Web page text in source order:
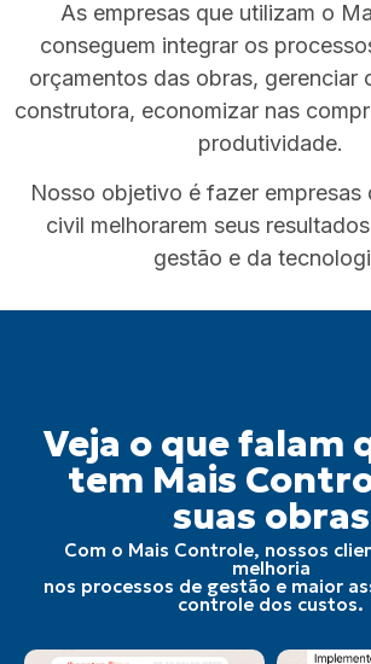
As empresas que utilizam o
conseguem integrar os
orçamentos das obras, gerenciar
construtora, economizar nas
produtividade.
Nosso objetivo é fazer empresas
civil melhorarem seus
gestão e da
Veja o que falam
tem Mais
suas obras
Com o Mais Controle, nossos
melhoria
nos processos de gestão e maior
controle dos custos.